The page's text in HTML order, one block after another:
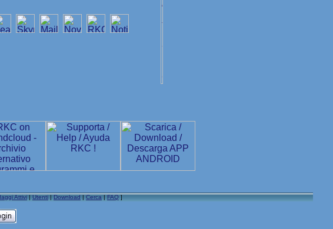
Attivi|Utenti|Download|Cerca|FAQ]